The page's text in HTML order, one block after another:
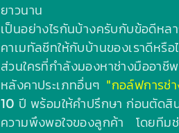
ยาวนาน
เป็นอย่างไรกันบ้างครับกับข้อดีห
คาเมทัลชีทให้กับบ้านของเราดีหรื
ส่วนใครที่กำลังมองหาช่างมืออาชี
หลังคาประเภทอื่นๆ "กอล์ฟการช่
10 ปี พร้อมให้คำปรึกษา ก่อนตัดสิ
ความพึงพอใจของลูกค้า โดยทีม